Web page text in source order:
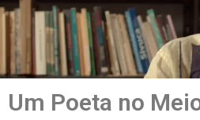
Um Poeta no